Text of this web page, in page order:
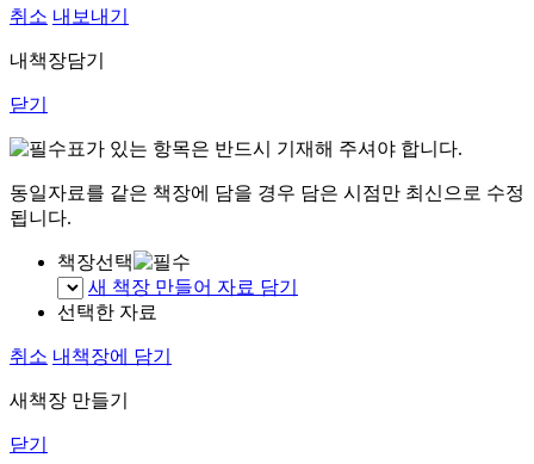
취소 내보내기
내책장담기
닫기
표가 있는 항목은 반드시 기재해 주셔야 합니다.
동일자료를 같은 책장에 담을 경우 담은 시점만 최신으로 수정
됩니다.
책장선택
새 책장 만들어 자료 담기
선택한 자료
취소 내책장에 담기
새책장 만들기
닫기